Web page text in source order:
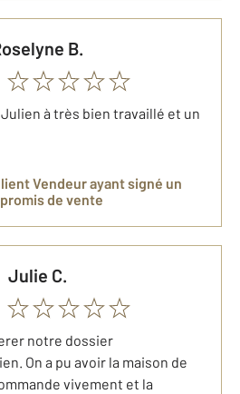
Roselyne B.
à très bien travaillé et un
Vendeurayant signé un
de vente
Julie C.
notre dossier
On a pu avoir la maison de
vivement et la